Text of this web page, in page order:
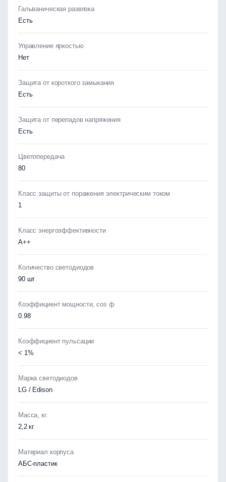
Гальваническая развязка
Есть
Управление яркостью
Нет
Защита от короткого замыкания
Есть
Защита от перепадов напряжения
Есть
Цветопередача
80
Класс защиты от поражения электрическим током
1
Класс энергоэффективности
А++
Количество светодиодов
90 шт
Коэффициент мощности, cos ф
0.98
Коэффициент пульсации
< 1%
Марка светодиодов
LG / Edison
Масса, кг.
2,2 кг
Материал корпуса
АБС-пластик